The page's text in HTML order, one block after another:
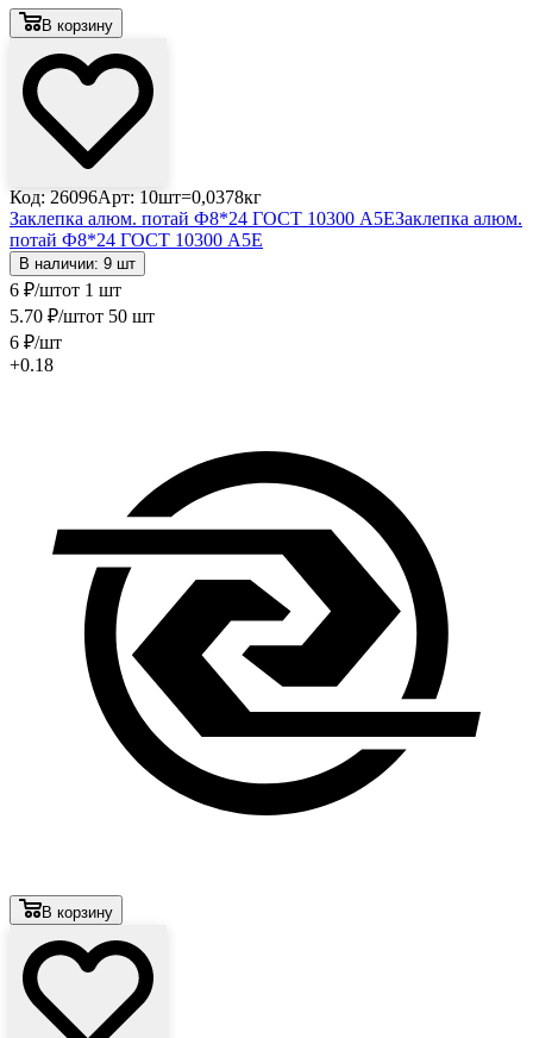
В корзину
Код: 26096Арт: 10шт=0,0378кг
Заклепка алюм. потай Ф8*24 ГОСТ 10300 А5ЕЗаклепка алюм.
потай Ф8*24 ГОСТ 10300 А5Е
В наличии: 9 шт
6 ₽/штот 1 шт
5.70 ₽/штот 50 шт
6 ₽/шт
+0.18
В корзину